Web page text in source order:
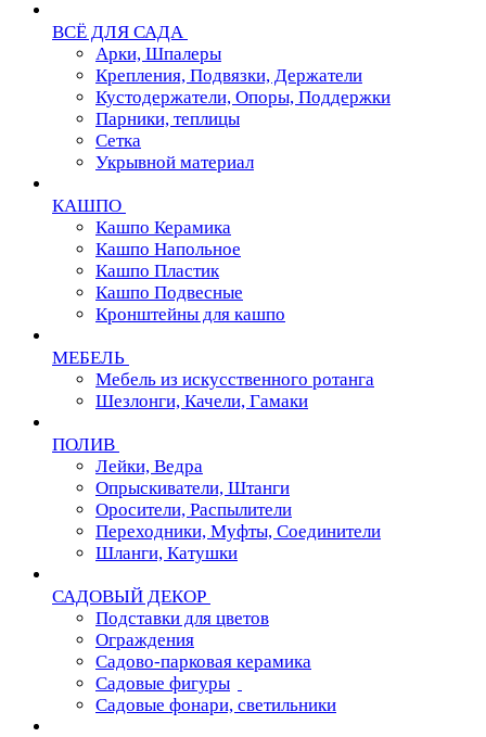
ВСЁ ДЛЯ САДА
Арки, Шпалеры
Крепления, Подвязки, Держатели
Кустодержатели, Опоры, Поддержки
Парники, теплицы
Сетка
Укрывной материал
КАШПО
Кашпо Керамика
Кашпо Напольное
Кашпо Пластик
Кашпо Подвесные
Кронштейны для кашпо
МЕБЕЛЬ
Мебель из искусственного ротанга
Шезлонги, Качели, Гамаки
ПОЛИВ
Лейки, Ведра
Опрыскиватели, Штанги
Оросители, Распылители
Переходники, Муфты, Соединители
Шланги, Катушки
САДОВЫЙ ДЕКОР
Подставки для цветов
Ограждения
Садово-парковая керамика
Садовые фигуры
Садовые фонари, светильники